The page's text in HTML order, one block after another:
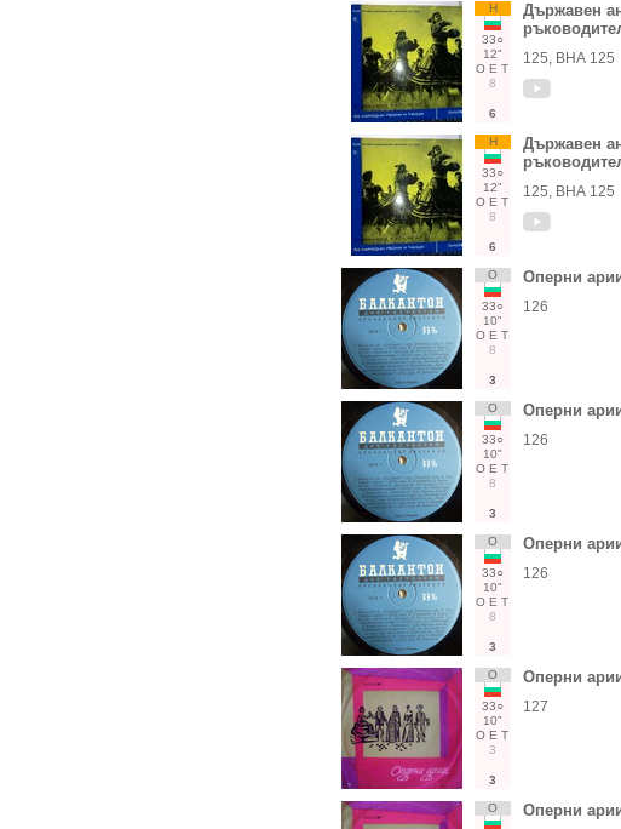
Н
33○
12"
О Е Т
8
6
Държавен
125, ВНА 125
Н
33○
12"
О Е Т
8
6
Държавен
125, ВНА 125
О
33○
10"
О Е Т
8
3
Оперни
126
О
33○
10"
О Е Т
8
3
Оперни
126
О
33○
10"
О Е Т
8
3
Оперни
126
О
33○
10"
О Е Т
3
3
Оперни
127
О Оперни